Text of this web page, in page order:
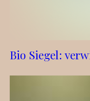
Bio Siegel: